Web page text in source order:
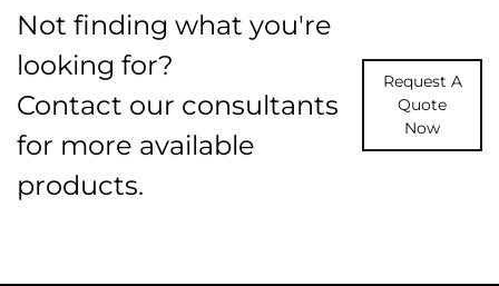
Not finding what you're
looking for?
Contact our consultants
for more available
products.
Request A
Quote
Now